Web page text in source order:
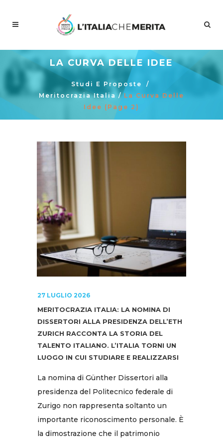
LA CURVA DELLE IDEE
Studi E Proposte
/
Meritocrazia Italia /La Curva Delle
Idee (Page 2)
27 LUGLIO 2026
MERITOCRAZIA ITALIA: LA NOMINA DI
DISSERTORI ALLA PRESIDENZA DELL’ETH
ZURICH RACCONTA LA STORIA DEL
TALENTO ITALIANO. L’ITALIA TORNI UN
LUOGO IN CUI STUDIARE E REALIZZARSI
La nomina di Günther Dissertori alla
presidenza del Politecnico federale di
Zurigo non rappresenta soltanto un
importante riconoscimento personale. È
la dimostrazione che il patrimonio